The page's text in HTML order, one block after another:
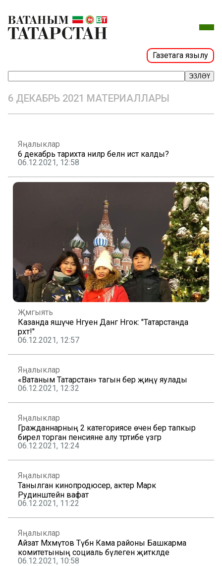
Газетага язылу
ЭЗЛӘҮ
6 ДЕКАБРЬ 2021 МАТЕРИАЛЛАРЫ
Яңалыклар
6 декабрь тарихта ниләр белән истә калды?
06.12.2021, 12:58
Җәмгыять
Казанда яшәүче Нгуен Данг Нгок: "Татарстанда
рәхәт!"
06.12.2021, 12:57
Яңалыклар
«Ватаным Татарстан» тагын бер җиңү яулады
06.12.2021, 12:32
Яңалыклар
Гражданнарның 2 категориясе өчен бер тапкыр
бирелә торган пенсияне алу тәртибе үзгәрә
06.12.2021, 12:24
Яңалыклар
Танылган кинопродюсер, актер Марк
Рудинштейн вафат
06.12.2021, 11:22
Яңалыклар
Айзат Мәхмүтов Түбән Кама районы Башкарма
комитетының социаль бүлеген җитәкләде
06.12.2021, 10:58